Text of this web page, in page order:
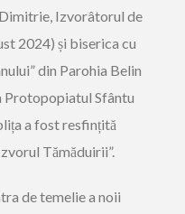
Izvorâtorul de
2024) și biserica cu
din Parohia Belin
Protopopiatul Sfântu
a fost resfințită
Tămăduirii”.
de temelie a noii